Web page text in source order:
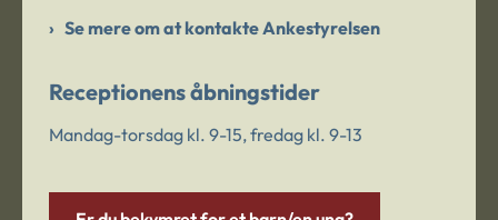
Se mere om at kontakte Ankestyrelsen
Receptionens åbningstider
Mandag-torsdag kl. 9-15, fredag kl. 9-13